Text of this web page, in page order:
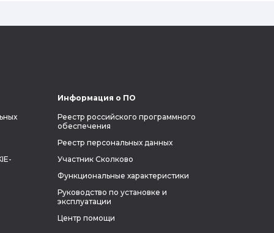
поделиться с читателями блога фактами
Информация о ПО
Реестр российского программного
обеспечения
Реестр персональных данных
Участник Сколково
Функциональные характеристики
Руководство по установке и
эксплуатации
Центр помощи